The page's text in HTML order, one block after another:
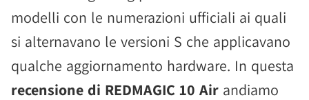
modelli con le numerazioni ufficiali ai quali
si alternavano le versioni S che applicavano
qualche aggiornamento hardware. In questa
recensione di REDMAGIC 10 Air andiamo